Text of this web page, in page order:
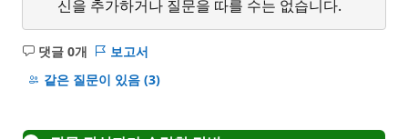
신을 추가하거나 질문을 따를 수는 없습니다.
댓글 0개
설
명
보고서
같은 질문이 있음 (3)